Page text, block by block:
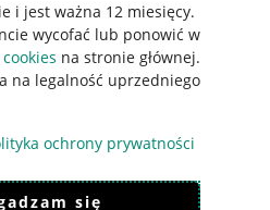
i jest ważna 12 miesięcy.
wycofać lub ponowić w
na stronie głównej.
na legalność uprzedniego
ochrony prywatności
się